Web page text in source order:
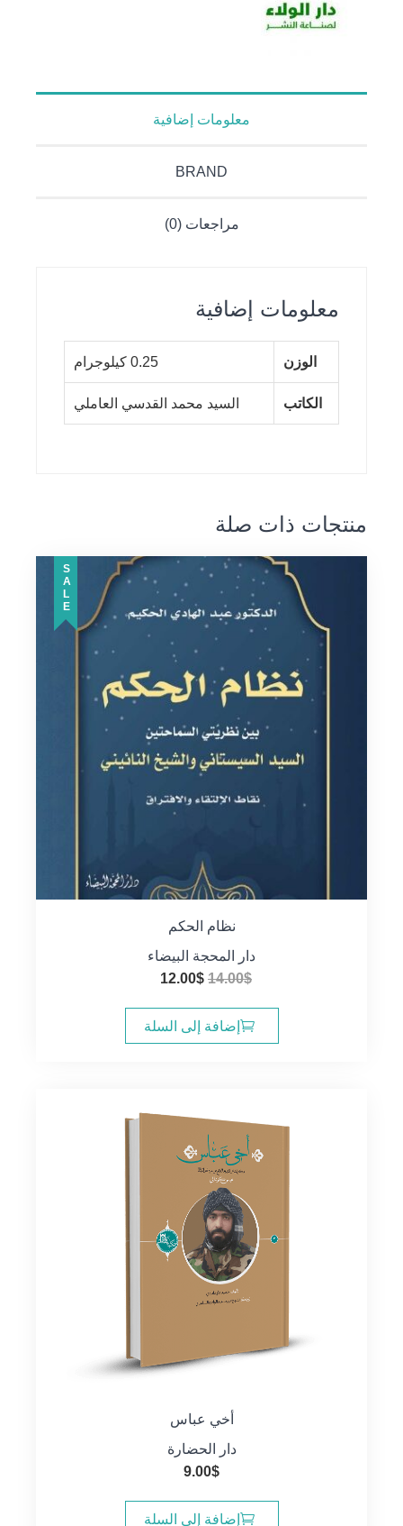
معلومات إضافية
BRAND
مراجعات (0)
معلومات إضافية
الوزن 0.25 كيلوجرام
الكاتب السيد محمد القدسي العاملي
منتجات ذات صلة
SALE
نظام الحكم
دار المحجة البيضاء
14.00$
السعر
هو:
14.00$.
12.00$
هو:
12.00$.
إضافة إلى السلة
أخي عباس
دار الحضارة
9.00$
إضافة إلى السلة